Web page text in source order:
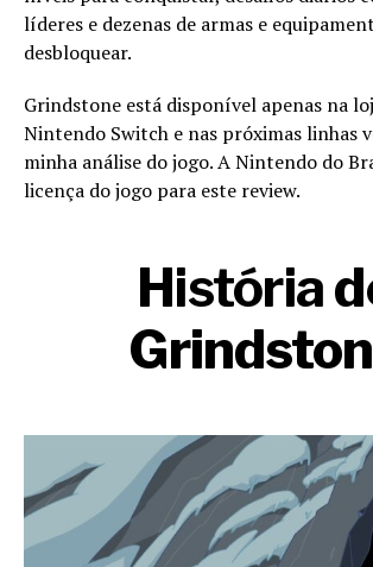
líderes e dezenas de armas e
desbloquear.
Grindstone está disponível apenas na
Nintendo Switch e nas próximas linhas
minha análise do jogo. A Nintendo do
licença do jogo para este review.
História